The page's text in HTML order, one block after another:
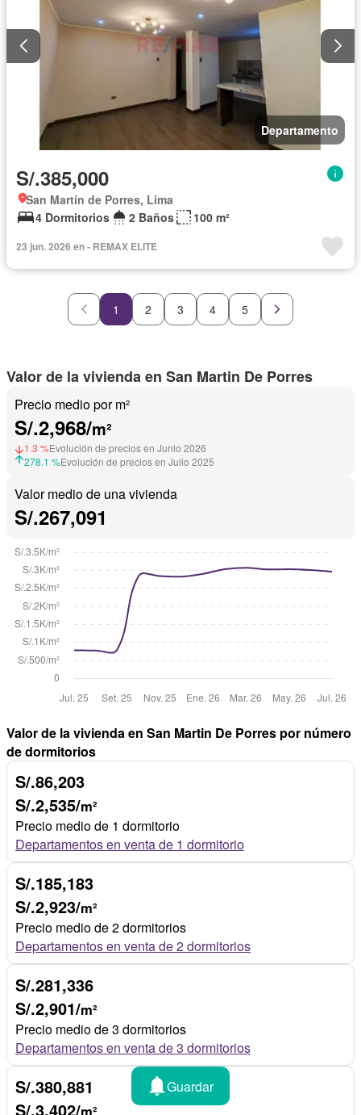
Departamento
S/.385,000
San Martín de Porres, Lima
4 Dormitorios
2 Baños 100 m²
23 jun. 2026 en - REMAX ELITE
1 2 3 4 5
Valor de la vivienda en San Martin De Porres
Precio medio por m²
S/.2,968/m²
1.3 %Evolución de precios en Junio 2026
278.1 %Evolución de precios en Julio 2025
Valor medio de una vivienda
S/.267,091
Valor de la vivienda en San Martin De Porres por número
de dormitorios
S/.86,203
S/.2,535/m²
Precio medio de 1 dormitorio
Departamentos en venta de 1 dormitorio
S/.185,183
S/.2,923/m²
Precio medio de 2 dormitorios
Departamentos en venta de 2 dormitorios
S/.281,336
S/.2,901/m²
Precio medio de 3 dormitorios
Departamentos en venta de 3 dormitorios
S/.380,881
S/.3,402/
Guardar